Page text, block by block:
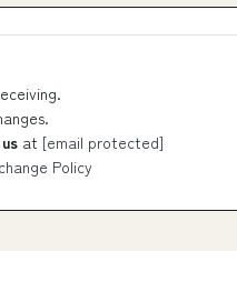
at [email protected]
Policy